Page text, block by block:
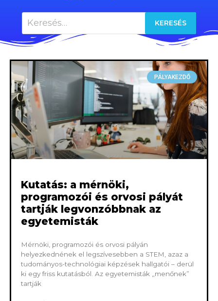
PÁLYAKEZDŐ
Kutatás: a mérnöki,
programozói és orvosi pályát
tartják legvonzóbbnak az
egyetemisták
Mérnöki, programozói és orvosi pályán
helyezkednének el legszívesebben a STEM, azaz a
tudományos-technológiai képzések hallgatói – derül
ki egy friss kutatásból. Az egyetemisták „menőnek”
tartják